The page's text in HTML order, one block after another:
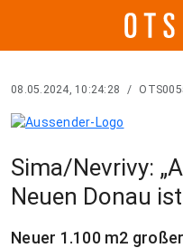
08.05.2024, 10:24:28 /
Sima/Nevrivy:
Neuen Donau
Neuer 1.100 m2